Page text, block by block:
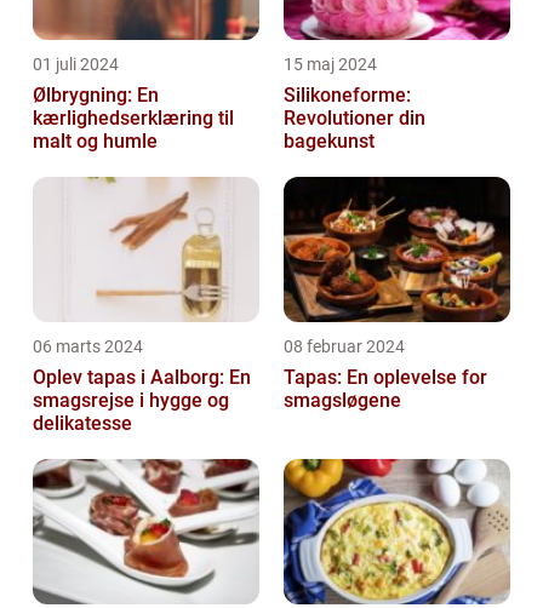
01 juli 2024
Ølbrygning: En
kærlighedserklæring til
malt og humle
15 maj 2024
Silikoneforme:
Revolutioner din
bagekunst
06 marts 2024
Oplev tapas i Aalborg: En
smagsrejse i hygge og
delikatesse
08 februar 2024
Tapas: En oplevelse for
smagsløgene